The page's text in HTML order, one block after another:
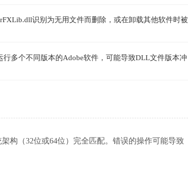
识别为无用文件而删除，或在卸载其他软件时被
多个不同版本的Adobe软件，可能导致DLL文件版本冲
构（32位或64位）完全匹配。错误的操作可能导致